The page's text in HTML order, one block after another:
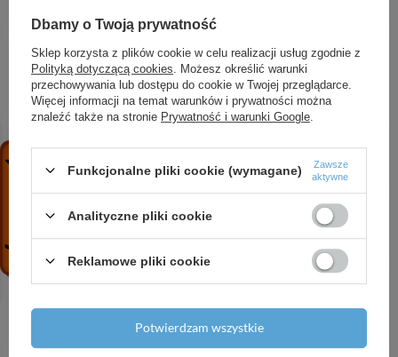
657,80 zł
HG Xelu Q Umywalka wpuszczana w blat z półką
po prawej stronie 800/480, szlifowana z otworem
na baterię, bez przelewu, SmartClean, Biały
3 372,54 zł / szt.
248,83 zł / szt.
AX Zawór kątowy z osłoną, G 3/8, Czarny Chrom
Szczotkowany
/ szt.
Dbamy o Twoją prywatność
Sklep korzysta z plików cookie w celu realizacji usług zgodnie z
Polityką dotyczącą cookies . Możesz określić warunki
przechowywania lub dostępu do cookie w Twojej przeglądarce.
Więcej informacji na temat warunków i prywatności można
znaleźć także na stronie Prywatność i warunki Google
Funkcjonalne pliki cookie (wymagane)
Zawsze
aktywne
Analityczne pliki cookie
Reklamowe pliki cookie
Potwierdzam wszystkie